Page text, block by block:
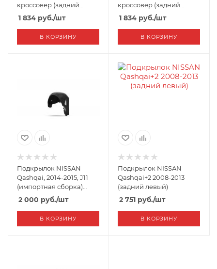
кроссовер (задний
левый)
1 834 руб./шт
В КОРЗИНУ
кроссовер (задний
правый)
1 834 руб./шт
В КОРЗИНУ
Подкрылок NISSAN
Qashqai, 2014-2015, J11
(импортная сборка)
(задний левый)
2 000 руб./шт
В КОРЗИНУ
Подкрылок NISSAN
Qashqai+2 2008-2013
(задний левый)
2 751 руб./шт
В КОРЗИНУ